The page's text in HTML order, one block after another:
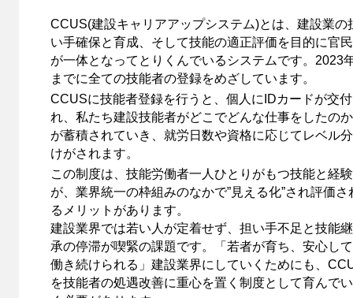
CCUS(建設キャリアアップシステム)とは、建設業の
い手確保と育成、そして技能の適正評価を目的に官民
が一体となってとりくんでいるシステムです。2023
までに全ての技能者の登録をめざしています。
CCUSに技能者登録を行うと、個人にIDカードが交
れ、私たち建設技能者がどこでどんな仕事をしたのか
が蓄積されていき、就労日数や資格に応じてレベル分
けがされます。
この制度は、技能労働者一人ひとりがもつ技能と経験
が、業界統一の枠組みのなかで”見える化”され評価さ
るメリットがあります。
建設業界では若い人が定着せず、担い手不足と技能継
承の停滞が喫緊の課題です。「若者が育ち、安心して
働き続けられる」建設業界にしていくためにも、
を技能者の処遇改善に重心を置く制度として育んでい